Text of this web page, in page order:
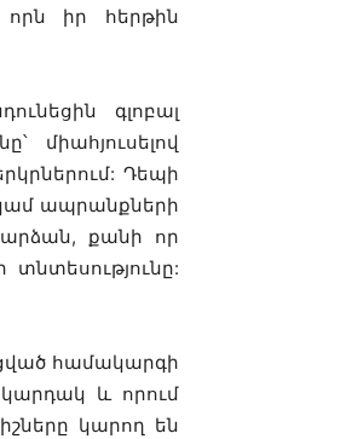
որն իր հերթին
գլոբալ
Դեպի
ապրանքների
քանի որ
համակարգի
և որում
կարող են